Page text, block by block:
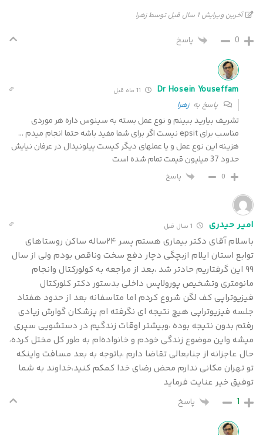
آخرین ویرایش 1 سال قبل توسط زهرا
0 پاسخ
Dr Hosein Youseffam
پاسخ بهزهرا
تشریف بیارید ببینم و نوع عمل بسته به سینوس داره هر موردی
مناسب برای epsit نیست اگر برای شما مفید باشه حتما انجام میدم …
هزینه این نوع عمل و یا عملهای دیگر کیست پیلونیدال در عرفان نیایش
حدود 37 میلیون قیمت تمام شده است
0 پاسخ
امیر حیدری
باسلام آقای دکتر بیماری هستم پسر ۲۴ساله ساکن روستاهای
توابع استان ایلام ازبچگی دچار دفع سخت وناقص بودم ولی از سال
۹۹ این گرفتاریم حادتر شد ،بعد از مراجعه به کولورکتال وانجام
مانومتری وتشخیص پورولاپس داخلی بدستور دکتر کلورکتال
فیزیوتراپی کف لگن شروع کردم اما متاسفانه بعد از حدود هفتاد
جلسه فیزیوتراپی هیچ نتیجه ای نگرفته ام پزشکان گوارش زیادی
رفتم بدون نتیجه بوده ،وبیشتر اوقات زندگیم در دستشویی سپری
میشه واین موضوع زندگی خودم و خانواده‌ام به طور کل مختل کرده،
حال عاجزانه از جنابعالی تقاضا دارم ،باتوجه به بعد مسافت واینکه
تو تهران مکانی ندارم محض رضای خدا کمکم کنید،خداوند به شما
توفیق خیر عنایت فرماید
1 پاسخ